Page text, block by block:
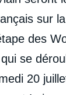
sur
des
se
20